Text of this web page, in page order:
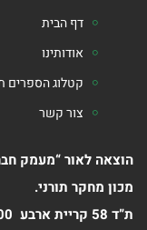
וסרמן
ספרי
הרב
בלייכר
דף הבית
אודותינו
קטלוג הספרים
צור קשר
הוצאה לאור “מעמק
מכון מחקר תורני.
ת”ד 58 קריית ארבע 90100.